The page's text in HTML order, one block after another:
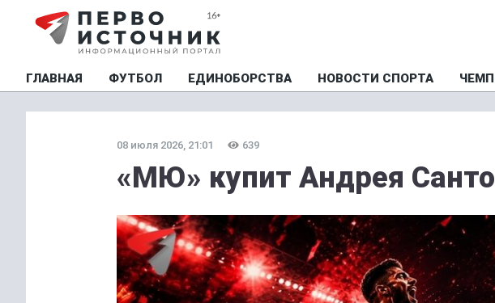
ГЛАВНАЯ ФУТБОЛ ЕДИНОБОРСТВА НОВОСТИ СПОРТА
08 июля 2026, 21:01 639
«МЮ» купит Андрея